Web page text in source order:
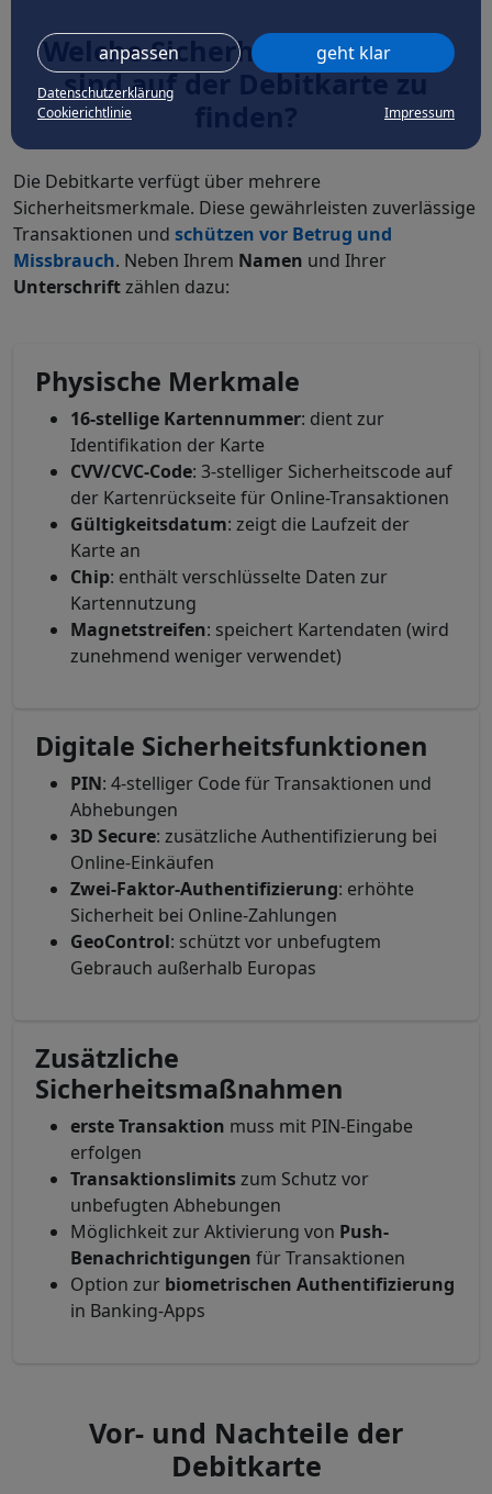
anpassen geht klar
Datenschutzerklärung
Cookierichtlinie
Impressum
Welche Sicherheitsmerkmale
sind auf der Debitkarte zu
Die Debitkarte verfügt über mehrere
Sicherheitsmerkmale. Diese gewährleisten zuverlässige
Transaktionen und schützen vor Betrug und
Missbrauch. Neben Ihrem Namen und Ihrer
Unterschriftzählen dazu:
Physische Merkmale
16-stellige Kartennummer: dient zur
Identifikation der Karte
CVV/CVC-Code: 3-stelliger Sicherheitscode auf
der Kartenrückseite für Online-Transaktionen
Gültigkeitsdatum: zeigt die Laufzeit der
Karte an
Chip: enthält verschlüsselte Daten zur
Kartennutzung
Magnetstreifen: speichert Kartendaten (wird
zunehmend weniger verwendet)
Digitale Sicherheitsfunktionen
PIN: 4-stelliger Code für Transaktionen und
Abhebungen
3D Secure: zusätzliche Authentifizierung bei
Online-Einkäufen
Zwei-Faktor-Authentifizierung: erhöhte
Sicherheit bei Online-Zahlungen
GeoControl: schützt vor unbefugtem
Gebrauch außerhalb Europas
Zusätzliche
Sicherheitsmaßnahmen
ersteTransaktion muss mit PIN-Eingabe
erfolgen
Transaktionslimitszum Schutz vor
unbefugten Abhebungen
Möglichkeit zur Aktivierung von Push-
Benachrichtigungen für Transaktionen
Option zur biometrischen Authentifizierung
in Banking-Apps
Vor- und Nachteile der
Debitkarte